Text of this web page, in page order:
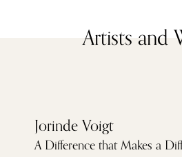
Artists and
Jorinde Voigt
A Difference that Makes a